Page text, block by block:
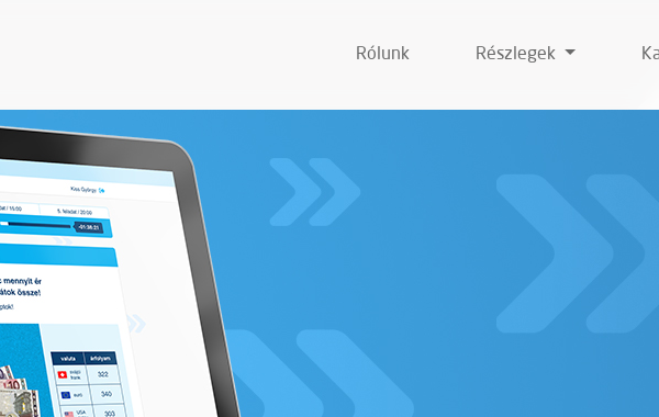
Rólunk Részlegek